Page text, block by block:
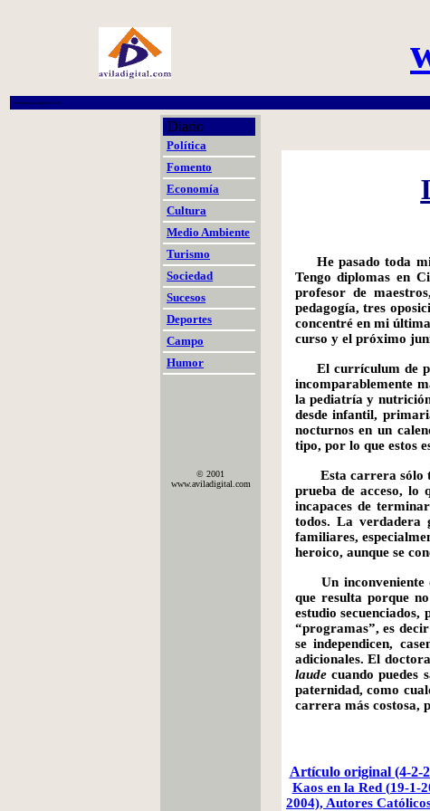
Primer Periódico Digital de Ávila
Diario
Política
Fomento
Economía
Cultura
Medio Ambiente
Turismo
Sociedad
Sucesos
Deportes
Campo
Humor
© 2001
www.aviladigital.com
He pasado toda
Tengo diplomas en
profesor de
pedagogía, tres
concentré en mi
curso y el próximo
El currículum de
incomparablemente
la pediatría y
desde infantil,
nocturnos en un
tipo, por lo que estos
Esta carrera sólo
prueba de acceso, lo
incapaces de
todos. La verdadera
familiares,
heroico, aunque se
Un
que resulta porque
estudio
“programas”, es
se independicen,
adicionales. El
laudecuando puedes
paternidad, como
carrera más costosa,
Artículo original (4-2-
Kaos en la Red (19-1-
2004), Autores